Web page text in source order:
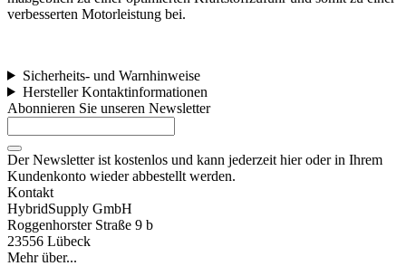
verbesserten Motorleistung bei.
Sicherheits- und Warnhinweise
Hersteller Kontaktinformationen
Abonnieren Sie unseren Newsletter
Der Newsletter ist kostenlos und kann jederzeit hier oder in Ihrem
Kundenkonto wieder abbestellt werden.
Kontakt
HybridSupply GmbH
Roggenhorster Straße 9 b
23556 Lübeck
Mehr über...